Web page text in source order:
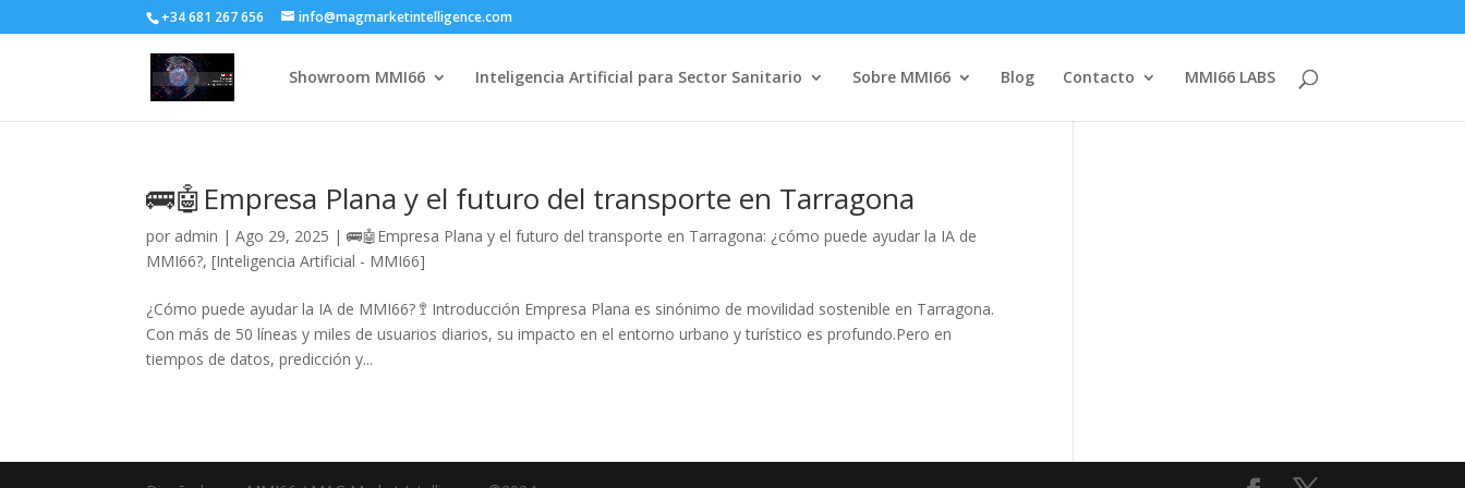
+34 681 267 656 info@magmarketintelligence.com
Showroom MMI66 Inteligencia Artificial para Sector Sanitario Sobre MMI66 Blog Contacto MMI66 LABS
🚌🤖Empresa Plana y el futuro del transporte en Tarragona
por admin |Ago 29, 2025 |🚌🤖Empresa Plana y el futuro del transporte en Tarragona: ¿cómo puede ayudar la IA de
MMI66?,[Inteligencia Artificial - MMI66]
¿Cómo puede ayudar la IA de MMI66? 🚏 Introducción Empresa Plana es sinónimo de movilidad sostenible en Tarragona.
Con más de 50 líneas y miles de usuarios diarios, su impacto en el entorno urbano y turístico es profundo.Pero en
tiempos de datos, predicción y...